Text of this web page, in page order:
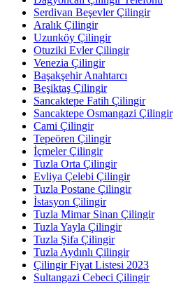
Serdivan Beşevler Çilingir
Aralık Çilingir
Uzunköy Çilingir
Otuziki Evler Çilingir
Venezia Çilingir
Başakşehir Anahtarcı
Beşiktaş Çilingir
Sancaktepe Fatih Çilingir
Sancaktepe Osmangazi Çilingir
Cami Çilingir
Tepeören Çilingir
İçmeler Çilingir
Tuzla Orta Çilingir
Evliya Çelebi Çilingir
Tuzla Postane Çilingir
İstasyon Çilingir
Tuzla Mimar Sinan Çilingir
Tuzla Yayla Çilingir
Tuzla Şifa Çilingir
Tuzla Aydınlı Çilingir
Çilingir Fiyat Listesi 2023
Sultangazi Cebeci Çilingir